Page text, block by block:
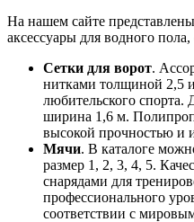
На нашем сайте
аксессуары для водного
Сетки для ворот.
нитками толщиной 2,5
любительского спорта.
ширина 1,6 м.
высокой прочностью и
Мячи. В каталоге
размер 1, 2, 3, 4, 5.
снарядами для
профессионального
соответствии с